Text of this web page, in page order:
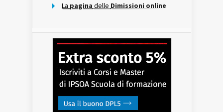
La pagina delle Dimissioni online